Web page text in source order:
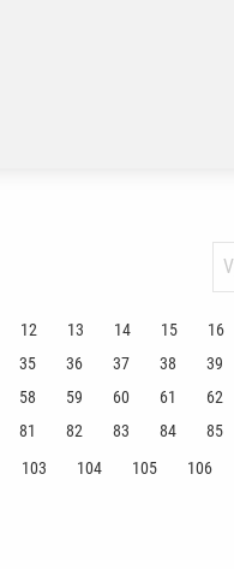
12 13 14 15 16
35 36 37 38 39
58 59 60 61 62
81 82 83 84 85
103 104 105 106